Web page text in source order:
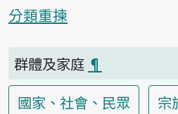
分類重揀
群體及家庭 ¶
國家、社會、民眾
宗